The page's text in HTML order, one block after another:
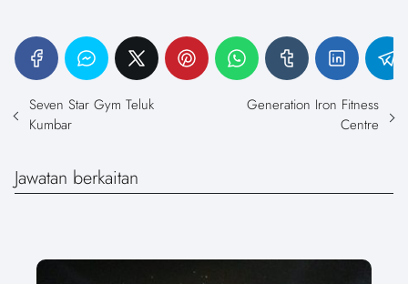
Seven Star Gym Teluk
Kumbar
Generation Iron Fitness
Centre
Jawatan berkaitan